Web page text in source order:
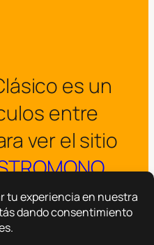
es un
entre
ver el sitio
.